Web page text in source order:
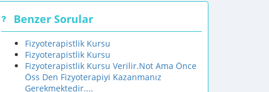
Benzer Sorular
Fizyoterapistlik Kursu
Fizyoterapistlik Kursu
Fizyoterapistlik Kursu Verilir.Not Ama Önce
Öss Den Fizyoterapiyi Kazanmanız
Gerekmektedir....